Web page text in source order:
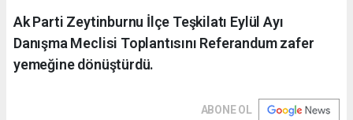
Ak Parti Zeytinburnu İlçe Teşkilatı Eylül Ayı
Danışma Meclisi Toplantısını Referandum zafer
yemeğine dönüştürdü.
ABONE OL